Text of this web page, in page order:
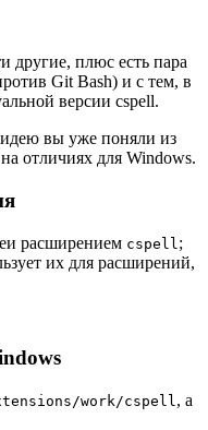
другие, плюс есть пара
Git Bash) и с тем, в
версии cspell.
вы уже поняли из
отличиях для Windows.
расширением cspell ;
их для расширений,
work/cspell , а